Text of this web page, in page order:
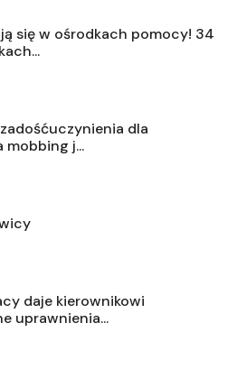
się w ośrodkach pomocy! 34
zadośćuczynienia dla
mobbing j...
daje kierownikowi
uprawnienia...